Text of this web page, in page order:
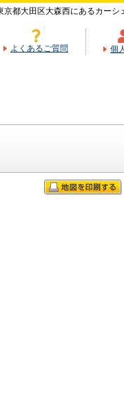
都大田区大森西にあるカーシ
よくあるご質問 個